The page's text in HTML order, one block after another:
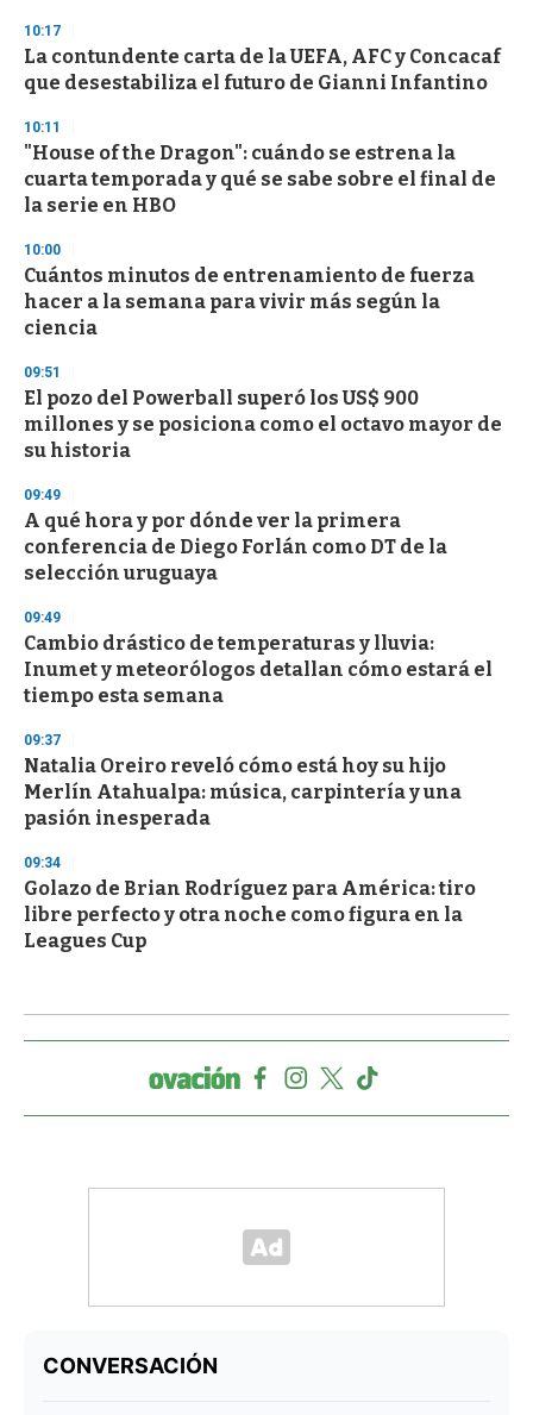
d
s
o
f
3
s
c
o
d
s
10:17
La contundente carta de la UEFA, AFC y Concacaf
que desestabiliza el futuro de Gianni Infantino
10:11
"House of the Dragon": cuándo se estrena la
cuarta temporada y qué se sabe sobre el final de
la serie en HBO
10:00
Cuántos minutos de entrenamiento de fuerza
hacer a la semana para vivir más según la
ciencia
09:51
El pozo del Powerball superó los US$ 900
millones y se posiciona como el octavo mayor de
su historia
09:49
A qué hora y por dónde ver la primera
conferencia de Diego Forlán como DT de la
selección uruguaya
09:49
Cambio drástico de temperaturas y lluvia:
Inumet y meteorólogos detallan cómo estará el
tiempo esta semana
09:37
Natalia Oreiro reveló cómo está hoy su hijo
Merlín Atahualpa: música, carpintería y una
pasión inesperada
09:34
Golazo de Brian Rodríguez para América: tiro
libre perfecto y otra noche como figura en la
Leagues Cup